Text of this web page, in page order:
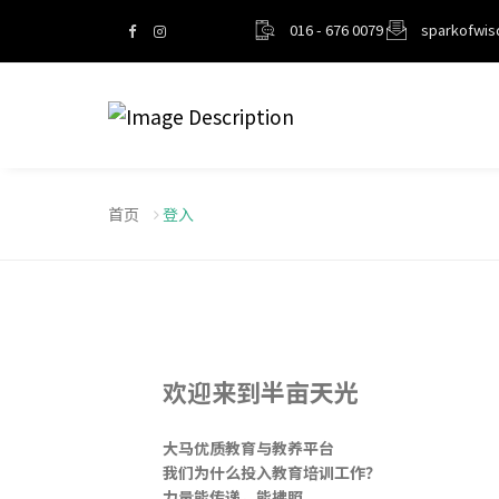
016 - 676 0079
首页 登入
欢迎来到半亩天光
大马优质教育与教养平台
我们为什么投入教育培训工作？